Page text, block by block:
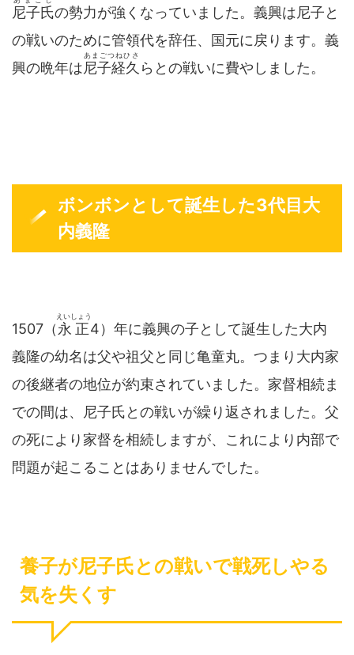
尼子氏の勢力が強くなっていました。義興は尼子と
の戦いのために管領代を辞任、国元に戻ります。義
興の晩年は尼子経久
あまごつねひさ
らとの戦いに費やしました。
ボンボンとして誕生した3代目大
内義隆
1507（永正
えいしょう
4）年に義興の子として誕生した大内
義隆の幼名は父や祖父と同じ亀童丸。つまり大内家
の後継者の地位が約束されていました。家督相続ま
での間は、尼子氏との戦いが繰り返されました。父
の死により家督を相続しますが、これにより内部で
問題が起こることはありませんでした。
養子が尼子氏との戦いで戦死しやる
気を失くす